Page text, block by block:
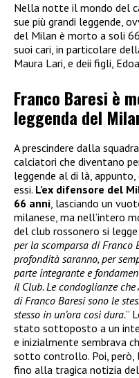
Nella notte il mondo del
sue più grandi leggende,
del Milan è morto a soli
suoi cari, in particolare
Maura Lari, e deii figli,
Franco Baresi è
leggenda del
A prescindere dalla
calciatori che diventano
leggende al di là,
essi. L’ex difensore del
66 anni, lasciando un
milanese, ma nell’intero
del club rossonero si legge:
per la scomparsa di Franco
profondità saranno, per
parte integrante e
il Club. Le condoglianze
di Franco Baresi sono le
stesso in un’ora così dura.”
stato sottoposto a un
e inizialmente sembrava
sotto controllo. Poi, però,
fino alla tragica notizia